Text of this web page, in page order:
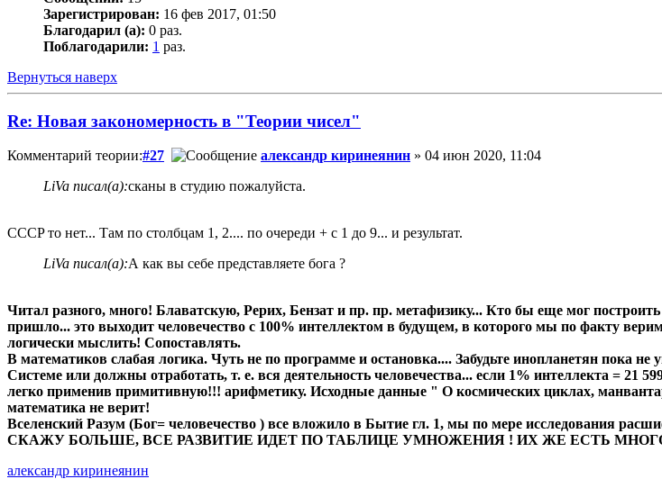
Зарегистрирован: 16 фев 2017, 01:50
Благодарил (а): 0 раз.
Поблагодарили: 1 раз.
Вернуться наверх
Re: Новая закономерность в "Теории чисел"
Комментарий теории:#27 александр киринеянин » 04 июн 2020, 11:04
LiVa писал(а):сканы в студию пожалуйста.
CCCP то нет... Там по столбцам 1, 2.... по очереди + с 1 до 9... и результат.
LiVa писал(а):А как вы себе представляете бога ?
Читал разного, много! Блаватскую, Рерих, Бензат и пр. пр. метафизику... Кто бы еще мог
пришло... это выходит человечество с 100% интеллектом в будущем, в которого мы по факту
логически мыслить! Сопоставлять.
В математиков слабая логика. Чуть не по программе и остановка.... Забудьте инопланетян пока
Системе или должны отработать, т. е. вся деятельность человечества... если 1% интеллекта = 21
легко применив примитивную!!! арифметику. Исходные данные " О космических циклах,
математика не верит!
Вселенский Разум (Бог= человечество ) все вложило в Бытие гл. 1, мы по мере исследования
СКАЖУ БОЛЬШЕ, ВСЕ РАЗВИТИЕ ИДЕТ ПО ТАБЛИЦЕ УМНОЖЕНИЯ ! ИХ ЖЕ ЕСТЬ МНОГО, для
александр киринеянин